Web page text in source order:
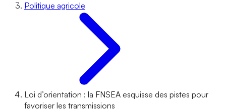
Politique agricole
Loi d’orientation : la FNSEA esquisse des pistes pour
favoriser les transmissions